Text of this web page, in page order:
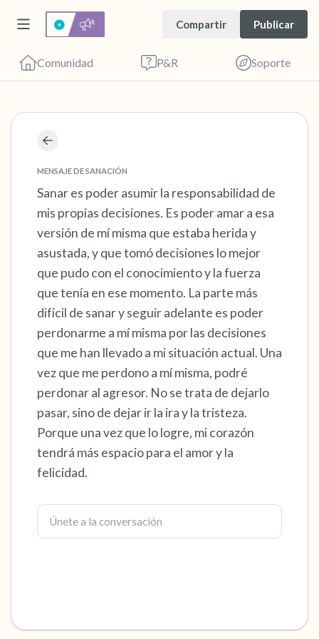
Compartir Publicar
Comunidad P&R Soporte
MENSAJE DE SANACIÓN
Sanar es poder asumir la responsabilidad de
mis propias decisiones. Es poder amar a esa
versión de mí misma que estaba herida y
asustada, y que tomó decisiones lo mejor
que pudo con el conocimiento y la fuerza
que tenía en ese momento. La parte más
difícil de sanar y seguir adelante es poder
perdonarme a mí misma por las decisiones
que me han llevado a mi situación actual. Una
vez que me perdono a mí misma, podré
perdonar al agresor. No se trata de dejarlo
pasar, sino de dejar ir la ira y la tristeza.
Porque una vez que lo logre, mi corazón
tendrá más espacio para el amor y la
felicidad.
Encuentra un lugar cómodo para sentarte.
Cierra los ojos suavemente y respira
profundamente un par de veces: inhala por la
nariz (cuenta hasta 3), exhala por la boca
(cuenta hasta 3). Ahora abre los ojos y mira a
tu alrededor. Nombra lo siguiente en voz
alta:
5 – cosas que puedes ver (puedes mirar
dentro de la habitación y por la ventana)
4 – cosas que puedes sentir (¿qué hay frente
a ti que puedas tocar?)
3 – cosas que puedes oír
2 – cosas que puedes oler
1 – cosa que te gusta de ti mismo.
Respira hondo para terminar.